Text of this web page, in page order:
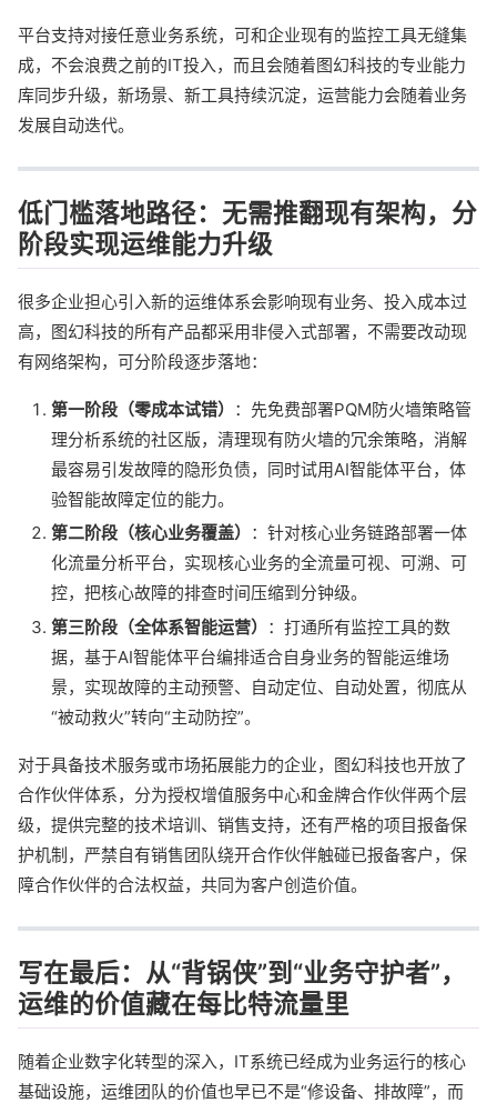
平台支持对接任意业务系统，可和企业现有的监控工具无缝集
成，不会浪费之前的IT投入，而且会随着图幻科技的专业能力
库同步升级，新场景、新工具持续沉淀，运营能力会随着业务
发展自动迭代。
低门槛落地路径：无需推翻现有架构，分
阶段实现运维能力升级
很多企业担心引入新的运维体系会影响现有业务、投入成本过
高，图幻科技的所有产品都采用非侵入式部署，不需要改动现
有网络架构，可分阶段逐步落地：
第一阶段（零成本试错） ：先免费部署PQM防火墙策略管
理分析系统的社区版，清理现有防火墙的冗余策略，消解
最容易引发故障的隐形负债，同时试用AI智能体平台，体
验智能故障定位的能力。
第二阶段（核心业务覆盖） ：针对核心业务链路部署一体
化流量分析平台，实现核心业务的全流量可视、可溯、可
控，把核心故障的排查时间压缩到分钟级。
第三阶段（全体系智能运营） ：打通所有监控工具的数
据，基于AI智能体平台编排适合自身业务的智能运维场
景，实现故障的主动预警、自动定位、自动处置，彻底从
“被动救火”转向“主动防控”。
对于具备技术服务或市场拓展能力的企业，图幻科技也开放了
合作伙伴体系，分为授权增值服务中心和金牌合作伙伴两个层
级，提供完整的技术培训、销售支持，还有严格的项目报备保
护机制，严禁自有销售团队绕开合作伙伴触碰已报备客户，保
障合作伙伴的合法权益，共同为客户创造价值。
写在最后：从“背锅侠”到“业务守护者”，
运维的价值藏在每比特流量里
随着企业数字化转型的深入，IT系统已经成为业务运行的核心
基础设施，运维团队的价值也早已不是“修设备、排故障”，而